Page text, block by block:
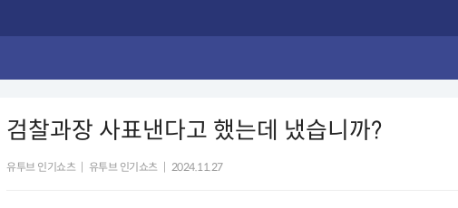
검찰과장 사표낸다고 했는데 냈습니까?
유투브 인기쇼츠 유투브 인기쇼츠 2024.11.27